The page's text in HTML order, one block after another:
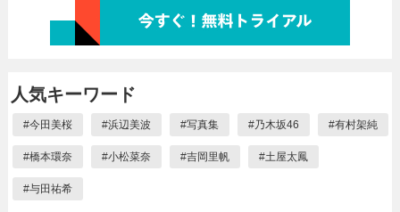
人気キーワード
#今田美桜 #浜辺美波 #写真集 #乃木坂46 #有村架純
#橋本環奈 #小松菜奈 #吉岡里帆 #土屋太鳳
#与田祐希